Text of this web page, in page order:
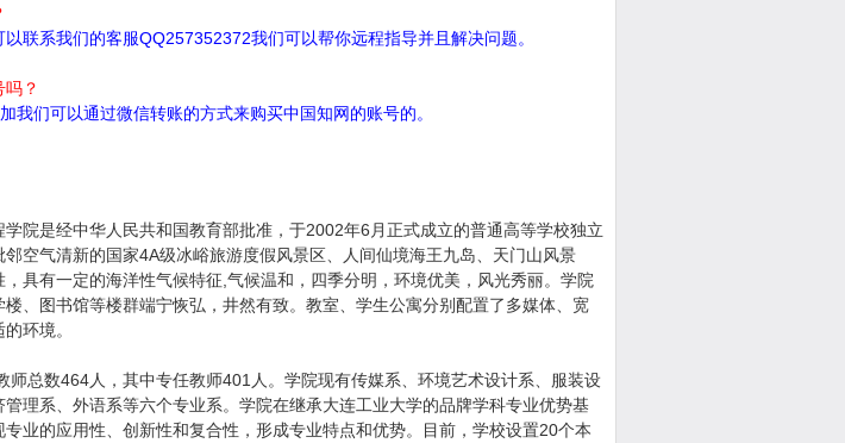
联系我们的客服QQ257352372我们可以帮你远程指导并且解决问题。
？
我们可以通过微信转账的方式来购买中国知网的账号的。
是经中华人民共和国教育部批准，于2002年6月正式成立的普通高等学校独立
空气清新的国家4A级冰峪旅游度假风景区、人间仙境海王九岛、天门山风景
具有一定的海洋性气候特征,气候温和，四季分明，环境优美，风光秀丽。学院
、图书馆等楼群端宁恢弘，井然有致。教室、学生公寓分别配置了多媒体、宽
环境。
总数464人，其中专任教师401人。学院现有传媒系、环境艺术设计系、服装设
理系、外语系等六个专业系。学院在继承大连工业大学的品牌学科专业优势基
业的应用性、创新性和复合性，形成专业特点和优势。目前，学校设置20个本